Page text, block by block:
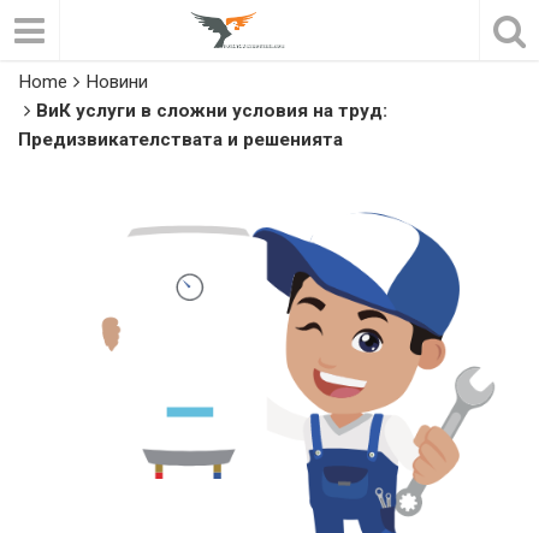
Home
Новини
ВиК услуги в сложни условия на труд:
Предизвикателствата и решенията